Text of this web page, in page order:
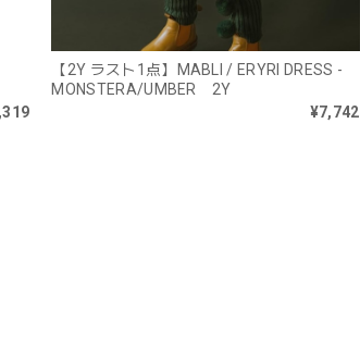
【2Y ラスト1点】MABLI / ERYRI DRESS -
MONSTERA/UMBER 2Y
¥7,742